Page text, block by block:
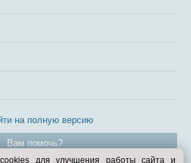
на полную версию
Вам помочь?
для улучшения работы сайта и